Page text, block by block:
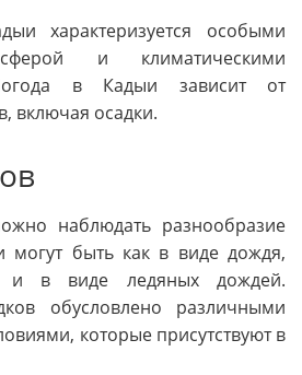
характеризуется особыми
и климатическими
в Кадыи зависит от
включая осадки.
наблюдать разнообразие
могут быть как в виде дождя,
и в виде ледяных дождей.
обусловлено различными
которые присутствуют в